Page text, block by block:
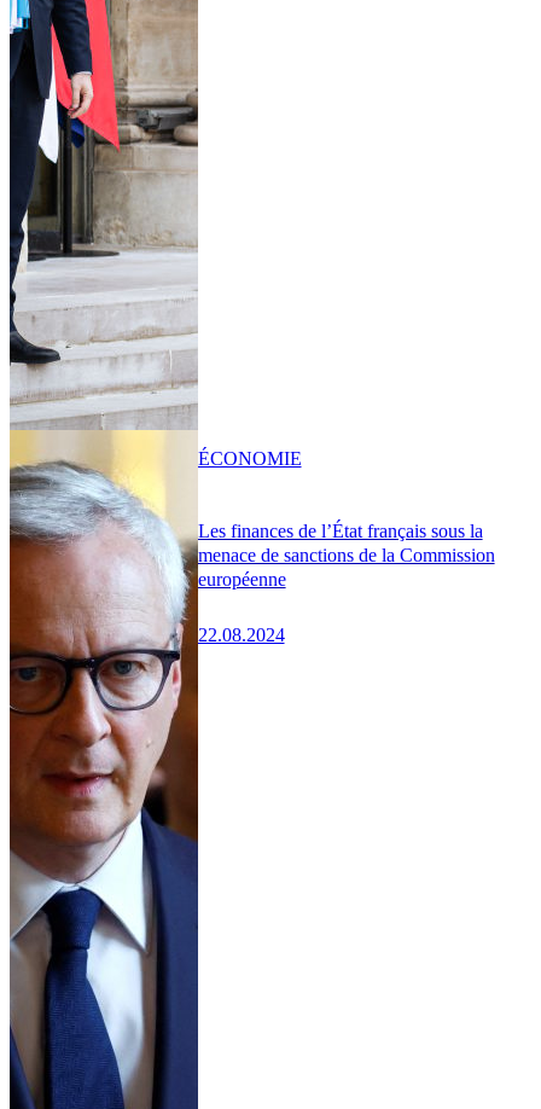
Les finances de l’État français sous la
menace de sanctions de la Commission
européenne
22.08.2024
ÉCONOMIE